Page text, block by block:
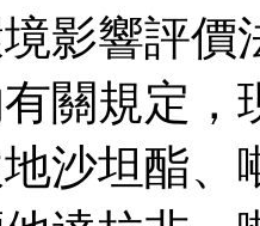
影響評
關規定，
沙坦酯、